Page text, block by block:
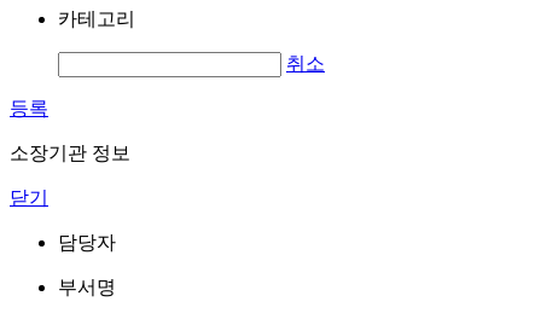
카테고리
취소
등록
소장기관 정보
닫기
담당자
부서명